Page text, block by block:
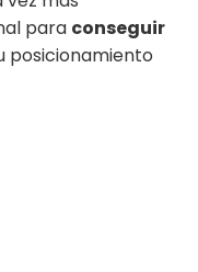
para conseguir
posicionamiento